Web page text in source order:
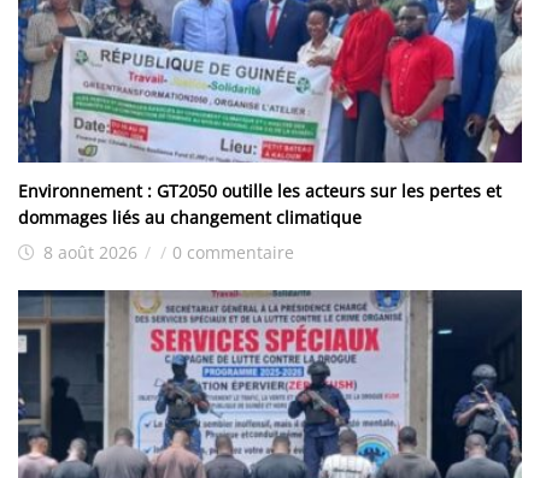
Environnement : GT2050 outille les acteurs sur les pertes et
dommages liés au changement climatique
8 août 2026 / / 0 commentaire